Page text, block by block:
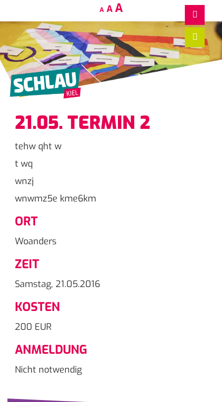
A
Decrease
font
size.
A Reset
size.
AIncrease
font
size.
21.05. TERMIN 2
tehw qht w
t wq
wnzj
wnwmz5e kme6km
ORT
Woanders
ZEIT
Samstag, 21.05.2016
KOSTEN
200 EUR
ANMELDUNG
Nicht notwendig